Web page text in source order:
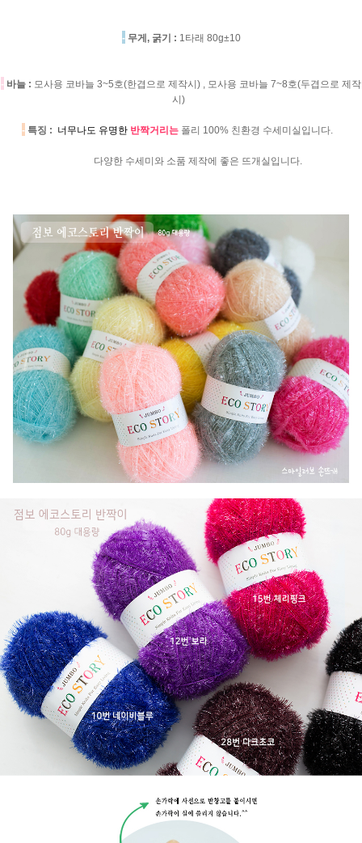
- 무게, 굵기 : 1타래 80g±10
- 바늘 : 모사용 코바늘 3~5호(한겹으로 제작시) , 모사용 코바늘 7~8호(두겹으로 제작
시)
- 특징 : 너무나도 유명한 반짝거리는 폴리 100% 친환경 수세미실입니다.
다양한 수세미와 소품 제작에 좋은 뜨개실입니다.